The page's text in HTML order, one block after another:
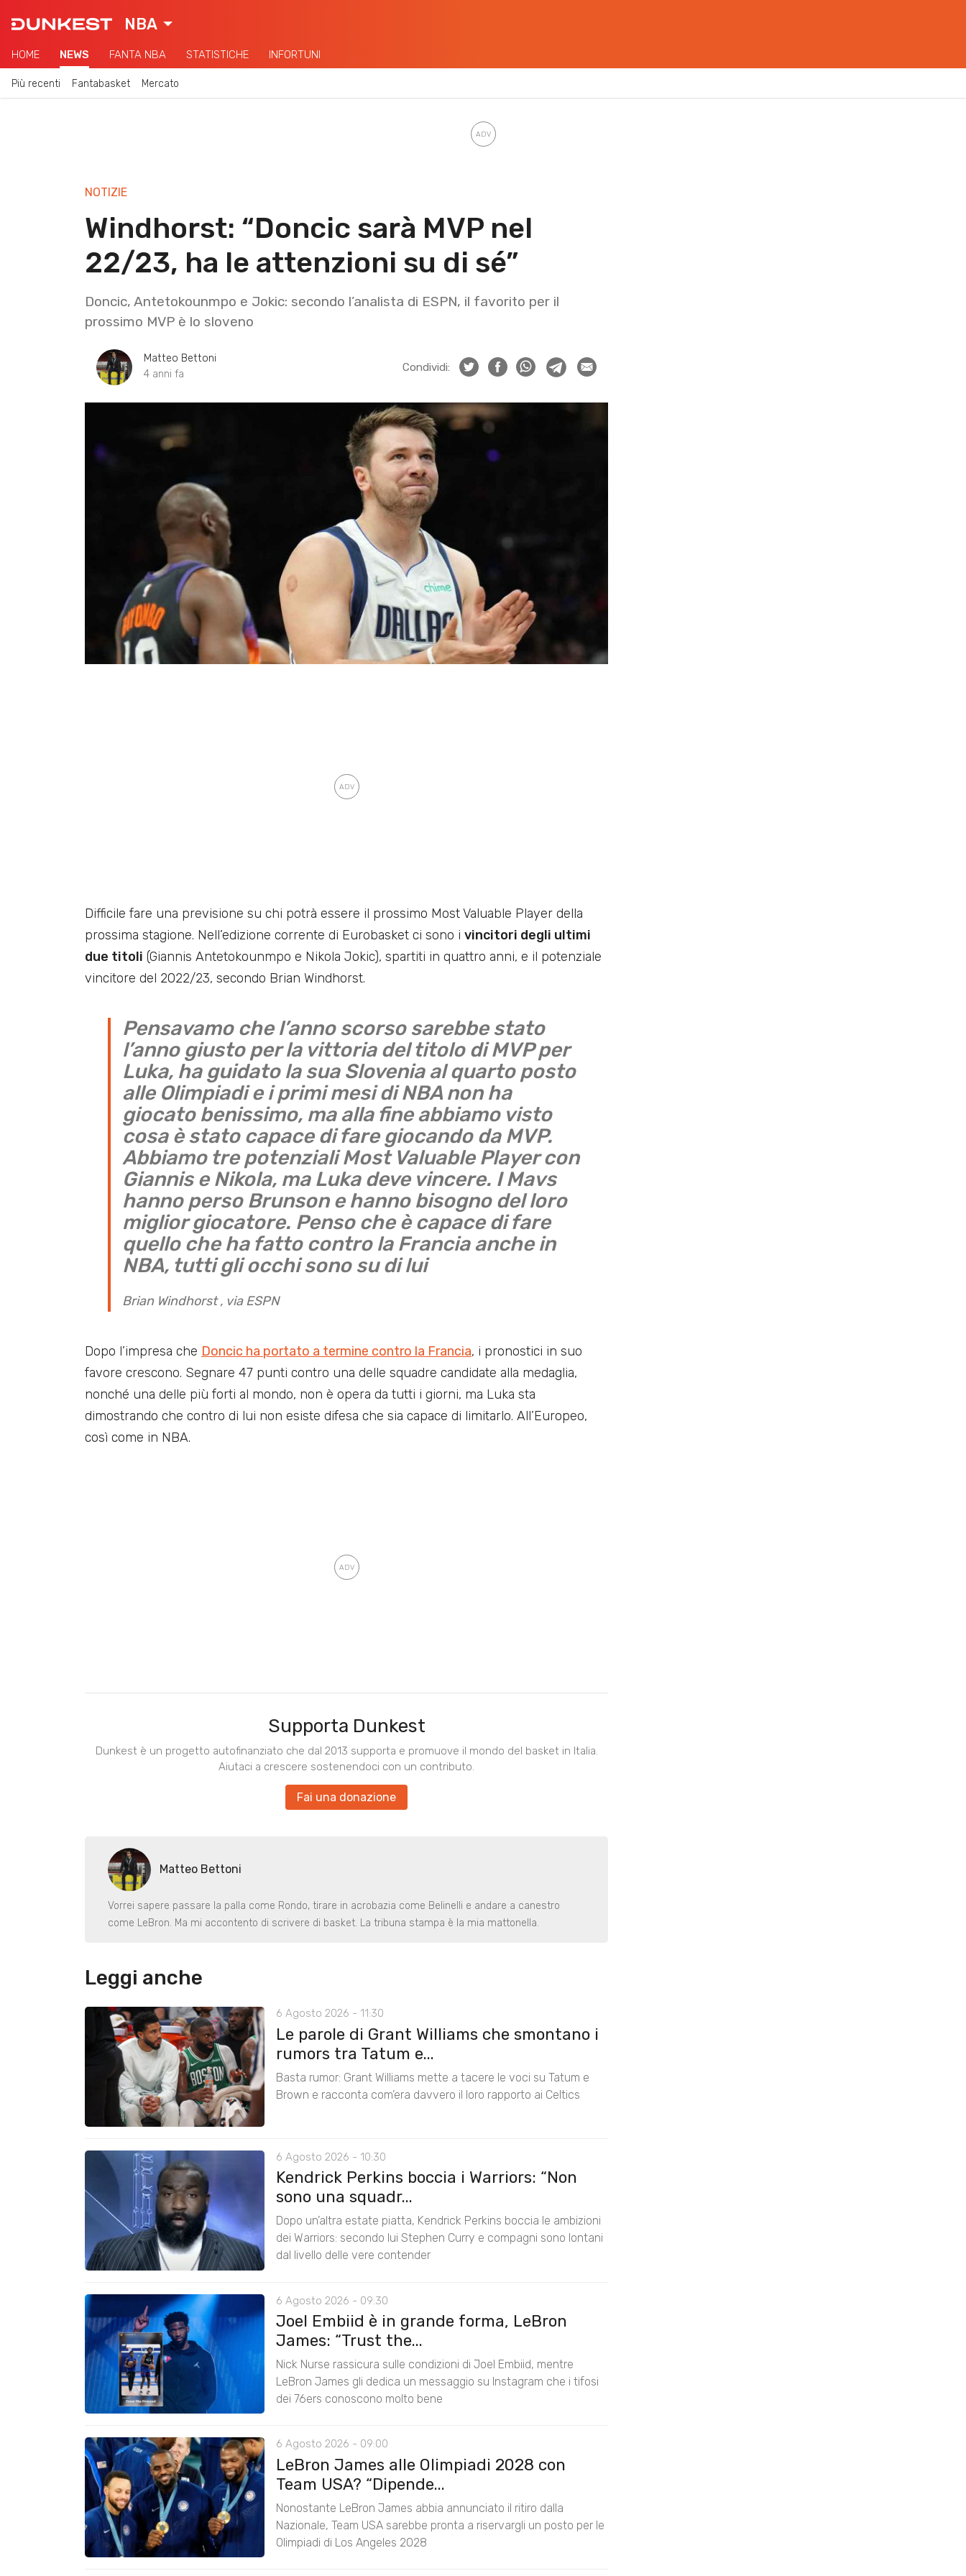
NBA
HOME NEWS FANTA NBA STATISTICHE INFORTUNI
Più recenti Fantabasket Mercato
NOTIZIE
Windhorst: “Doncic sarà MVP nel
22/23, ha le attenzioni su di sé”
Doncic, Antetokounmpo e Jokic: secondo l’analista di ESPN, il favorito per il
prossimo MVP è lo sloveno
Matteo Bettoni
4 anni fa
Condividi:
Difficile fare una previsione su chi potrà essere il prossimo Most Valuable Player della
prossima stagione. Nell’edizione corrente di Eurobasket ci sono i vincitori degli ultimi
due titoli (Giannis Antetokounmpo e Nikola Jokic), spartiti in quattro anni, e il potenziale
vincitore del 2022/23, secondo Brian Windhorst.
Pensavamo che l’anno scorso sarebbe stato
l’anno giusto per la vittoria del titolo di MVP per
Luka, ha guidato la sua Slovenia al quarto posto
alle Olimpiadi e i primi mesi di NBA non ha
giocato benissimo, ma alla fine abbiamo visto
cosa è stato capace di fare giocando da MVP.
Abbiamo tre potenziali Most Valuable Player con
Giannis e Nikola, ma Luka deve vincere. I Mavs
hanno perso Brunson e hanno bisogno del loro
miglior giocatore. Penso che è capace di fare
quello che ha fatto contro la Francia anche in
NBA, tutti gli occhi sono su di lui
Brian Windhorst , via ESPN
Dopo l’impresa che Doncic ha portato a termine contro la Francia, i pronostici in suo
favore crescono. Segnare 47 punti contro una delle squadre candidate alla medaglia,
nonché una delle più forti al mondo, non è opera da tutti i giorni, ma Luka sta
dimostrando che contro di lui non esiste difesa che sia capace di limitarlo. All’Europeo,
così come in NBA.
Supporta Dunkest
Dunkest è un progetto autofinanziato che dal 2013 supporta e promuove il mondo del basket in Italia.
Aiutaci a crescere sostenendoci con un contributo.
Fai una donazione
Matteo Bettoni
Vorrei sapere passare la palla come Rondo, tirare in acrobazia come Belinelli e andare a canestro
come LeBron. Ma mi accontento di scrivere di basket. La tribuna stampa è la mia mattonella.
Leggi anche
6 Agosto 2026 - 11:30
Le parole di Grant Williams che smontano i
rumors tra Tatum e...
Basta rumor: Grant Williams mette a tacere le voci su Tatum e
Brown e racconta com’era davvero il loro rapporto ai Celtics
6 Agosto 2026 - 10:30
Kendrick Perkins boccia i Warriors: “Non
sono una squadr...
Dopo un’altra estate piatta, Kendrick Perkins boccia le ambizioni
dei Warriors: secondo lui Stephen Curry e compagni sono lontani
dal livello delle vere contender
6 Agosto 2026 - 09:30
Joel Embiid è in grande forma, LeBron
James: “Trust the...
Nick Nurse rassicura sulle condizioni di Joel Embiid, mentre
LeBron James gli dedica un messaggio su Instagram che i tifosi
dei 76ers conoscono molto bene
6 Agosto 2026 - 09:00
LeBron James alle Olimpiadi 2028 con
Team USA? “Dipende...
Nonostante LeBron James abbia annunciato il ritiro dalla
Nazionale, Team USA sarebbe pronta a riservargli un posto per le
Olimpiadi di Los Angeles 2028